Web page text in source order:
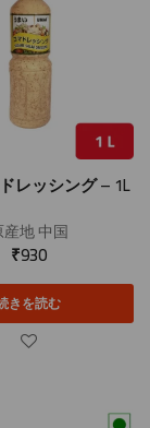
レッシング – 1L
産地中国
₹930
きを読む